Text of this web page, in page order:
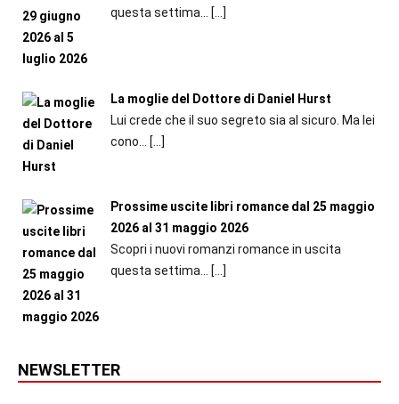
questa settima...
[…]
La moglie del Dottore di Daniel Hurst
Lui crede che il suo segreto sia al sicuro. Ma lei
cono...
[…]
Prossime uscite libri romance dal 25 maggio
2026 al 31 maggio 2026
Scopri i nuovi romanzi romance in uscita
questa settima...
[…]
NEWSLETTER